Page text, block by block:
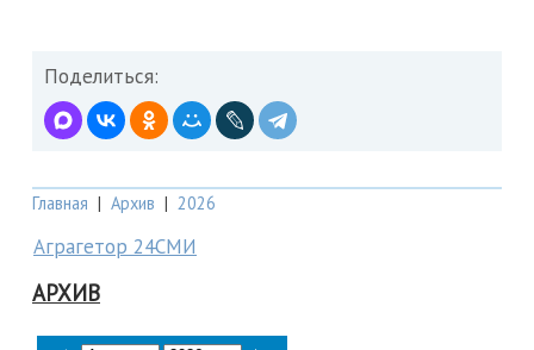
Поделиться:
Главная | Архив | 2026
Аграгетор 24СМИ
АРХИВ